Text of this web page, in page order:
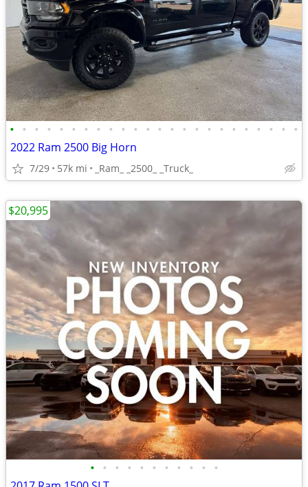
• • • • • • • • • • • • • • • • • • • • • • • •
2022 Ram 2500 Big Horn
7/29 57k mi _Ram_ _2500_ _Truck_
• • • • • • • • • • •
$20,995